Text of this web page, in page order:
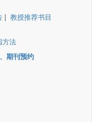
| 教授推荐书目
方法
期刊预约